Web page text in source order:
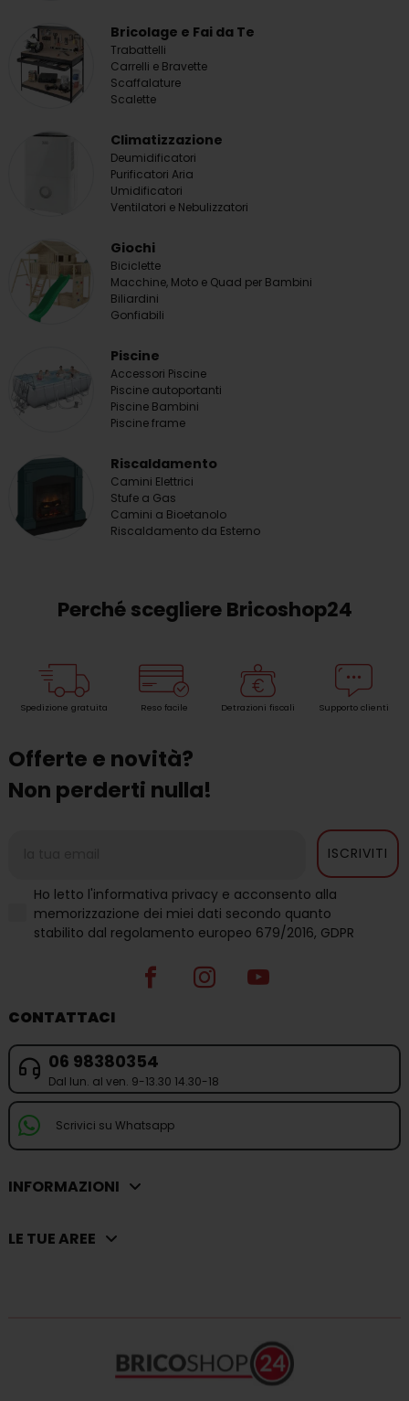
Bricolage e Fai da Te
Trabattelli
Carrelli e Bravette
Scaffalature
Scalette
Climatizzazione
Deumidificatori
Purificatori Aria
Umidificatori
Ventilatori e Nebulizzatori
Giochi
Biciclette
Macchine, Moto e Quad per Bambini
Biliardini
Gonfiabili
Piscine
Accessori Piscine
Piscine autoportanti
Piscine Bambini
Piscine frame
Riscaldamento
Camini Elettrici
Stufe a Gas
Camini a Bioetanolo
Riscaldamento da Esterno
Perché scegliere Bricoshop24
Spedizione gratuita Reso facile Detrazioni fiscali Supporto clienti
Offerte e novità?
Non perderti nulla!
ISCRIVITI
Ho letto l'informativa privacy e acconsento alla
memorizzazione dei miei dati secondo quanto
stabilito dal regolamento europeo 679/2016, GDPR
CONTATTACI
06 98380354
Dal lun. al ven. 9-13.30 14.30-18
Scrivici su Whatsapp
INFORMAZIONI
LE TUE AREE